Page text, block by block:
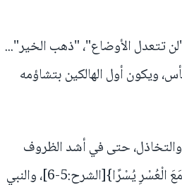
تتعدل الأوضاع"، "ذهب الخير"...
ويكون أول الهالكين بتشاؤمه
والتخاذل، حتى في أشد الظروف
قتامة وصعوبة، فالقرآن يخبرنا {فَإِنَّ مَعَ الْعُسْرِ يُسْرًا * إِنَّ مَعَ الْعُسْرِ يُسْرًا}[الشرح:5-6]، والنبي